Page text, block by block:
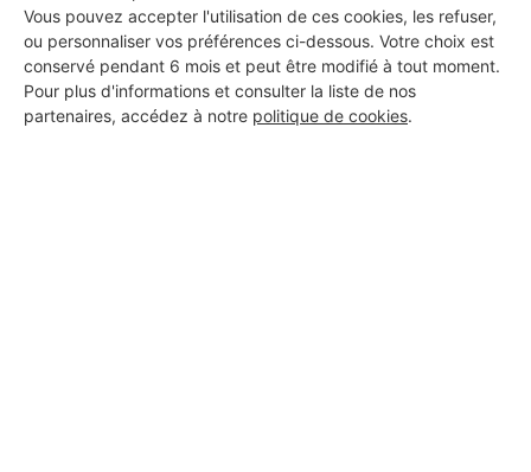
Vous pouvez accepter l'utilisation de ces cookies, les refuser,
ou personnaliser vos préférences ci-dessous. Votre choix est
conservé pendant 6 mois et peut être modifié à tout moment.
Pour plus d'informations et consulter la liste de nos
partenaires, accédez à notre politique de cookies.